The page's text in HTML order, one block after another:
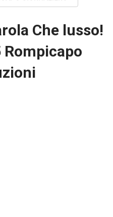
Che lusso!
Rompicapo